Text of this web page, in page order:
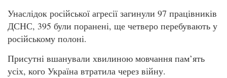
Унаслідок російської агресії загинули 97 працівників
ДСНС, 395 були поранені, ще четверо перебувають у
російському полоні.
Присутні вшанували хвилиною мовчання пам’ять
усіх, кого Україна втратила через війну.